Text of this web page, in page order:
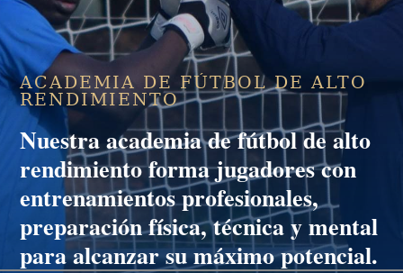
ACADEMIA DE FÚTBOL DE ALTO
RENDIMIENTO
Nuestraacademia de fútbol de alto
rendimientoforma jugadores con
entrenamientos profesionales,
preparación física, técnica y mental
para alcanzar su máximo potencial.